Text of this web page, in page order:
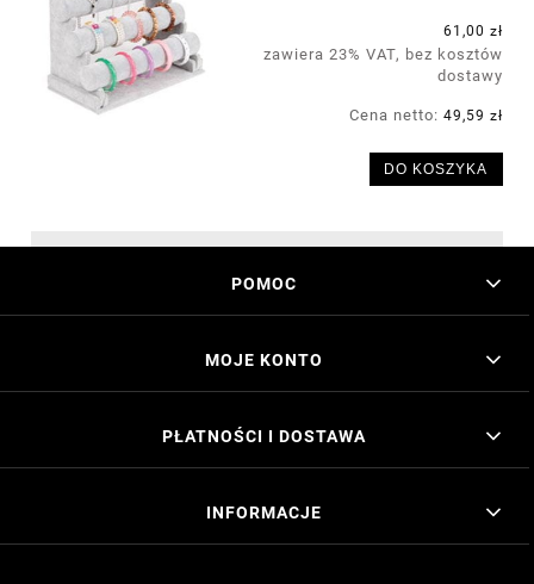
61,00 zł
zawiera 23% VAT, bez kosztów
dostawy
Cena netto: 49,59 zł
DO KOSZYKA
POMOC
MOJE KONTO
PŁATNOŚCI I DOSTAWA
INFORMACJE